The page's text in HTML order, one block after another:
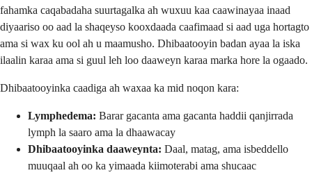
fahamka caqabadaha suurtagalka ah wuxuu kaa caawinayaa inaad
diyaariso oo aad la shaqeyso kooxdaada caafimaad si aad uga hortagto
ama si wax ku ool ah u maamusho. Dhibaatooyin badan ayaa la iska
ilaalin karaa ama si guul leh loo daaweyn karaa marka hore la ogaado.
Dhibaatooyinka caadiga ah waxaa ka mid noqon kara:
Lymphedema: Barar gacanta ama gacanta haddii qanjirrada
lymph la saaro ama la dhaawacay
Dhibaatooyinka daaweynta: Daal, matag, ama isbeddello
muuqaal ah oo ka yimaada kiimoterabi ama shucaac